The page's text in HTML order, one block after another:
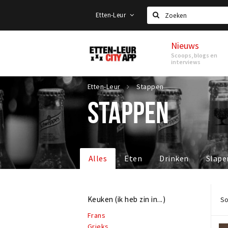
Etten-Leur
Zoeken
Etten-
Leur
Nieuws
Scoops, blogs en
interviews
Etten-Leur Stappen
STAPPEN
Alles Eten Drinken
Keuken (ik heb zin in...)
Frans